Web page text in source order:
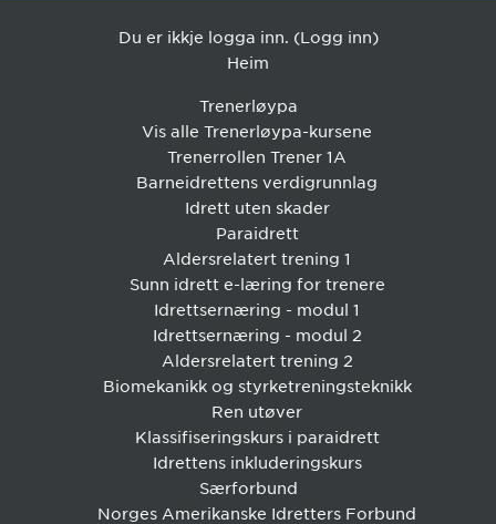
Du er ikkje logga inn. (Logg inn)
Heim
Trenerløypa
Vis alle Trenerløypa-kursene
Trenerrollen Trener 1A
Barneidrettens verdigrunnlag
Idrett uten skader
Paraidrett
Aldersrelatert trening 1
Sunn idrett e-læring for trenere
Idrettsernæring - modul 1
Idrettsernæring - modul 2
Aldersrelatert trening 2
Biomekanikk og styrketreningsteknikk
Ren utøver
Klassifiseringskurs i paraidrett
Idrettens inkluderingskurs
Særforbund
Norges Amerikanske Idretters Forbund